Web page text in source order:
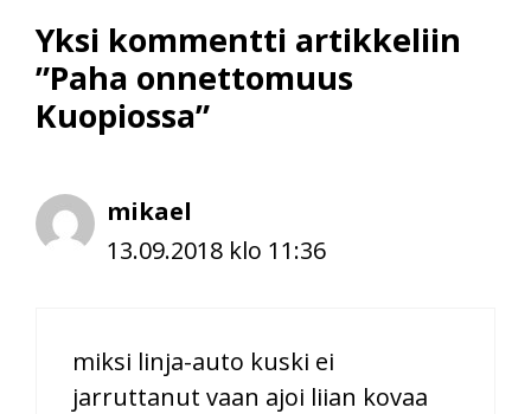
Yksi kommentti artikkeliin
”Paha onnettomuus
Kuopiossa”
mikael
13.09.2018 klo 11:36
miksi linja-auto kuski ei
jarruttanut vaan ajoi liian kovaa